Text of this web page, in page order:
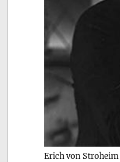
Erich von